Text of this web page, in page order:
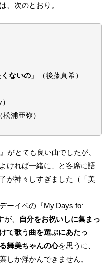
、次のとおり。
ないの」
（後藤真希）
松浦亜弥）
』がとても良い曲でしたが、
ければ一緒に」と客席に語
が神々しすぎました（「美
ーイベの『My Days for
、
自分をお祝いしに集まっ
て歌う曲を選ぶにあたっ
舞美ちゃんの心を思うに、
しか浮かんできません。